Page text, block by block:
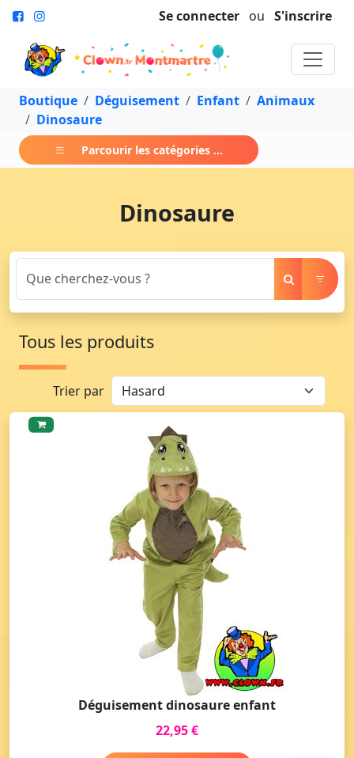
Se connecter ou S'inscrire
Boutique Déguisement Enfant
Animaux
Dinosaure
Parcourir les catégories ...
Dinosaure
Tous les produits
Trier par
Déguisement dinosaure enfant
22,95 €